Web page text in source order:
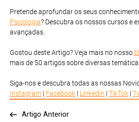
Pretende aprofundar os seus
Psicologia? Descubra os nossos cursos e
avançadas.
Gostou deste Artigo? Veja mais no nosso
mais de 50 artigos sobre diversas
Siga-nos e descubra todas as nossas
Instagram | Facebook | Linkedin | TikTok |
Artigo Anterior